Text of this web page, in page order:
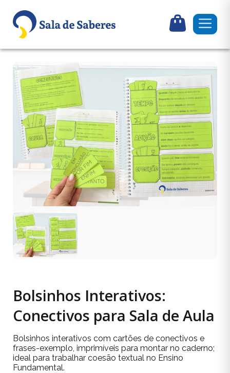
Bolsinhos Interativos:
Conectivos para Sala de Aula
Bolsinhos interativos com cartões de conectivos e
frases-exemplo, imprimíveis para montar no caderno;
ideal para trabalhar coesão textual no Ensino
Fundamental.